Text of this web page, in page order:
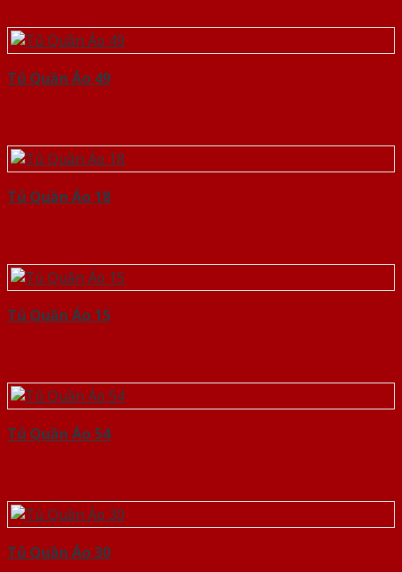
Tủ Quần Áo 49
Tủ Quần Áo 18
Tủ Quần Áo 15
Tủ Quần Áo 54
Tủ Quần Áo 30